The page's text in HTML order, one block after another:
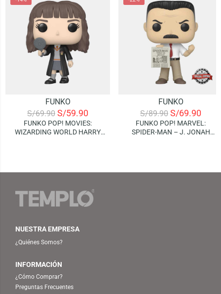
FUNKO
S/69.90 S/59.90
FUNKO POP! MOVIES:
WIZARDING WORLD HARRY
FUNKO
S/89.90 S/69.90
FUNKO POP! MARVEL:
SPIDER-MAN – J. JONAH
NUESTRA EMPRESA
¿Quiénes Somos?
INFORMACIÓN
¿Cómo Comprar?
Preguntas Frecuentes